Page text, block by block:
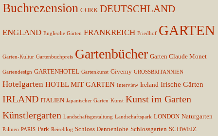
Buchrezension CORK DEUTSCHLAND
ENGLAND Englische Gärten FRANKREICH Friedhof GARTEN
Garten-Kultur Gartenbuchpreis Gartenbücher Garten Claude Monet
Gartendesign GARTENHOTEL Gartenkunst Giverny GROSSBRITANNIEN
Hotelgarten HOTEL MIT GARTEN Interview Ireland Irische Gärten
IRLAND ITALIEN Japanischer Garten Kunst Kunst im Garten
Künstlergarten Landschaftsgestaltung Landschaftspark LONDON Naturgarten
Palmen PARIS Park Reiseblog Schloss Dennenlohe Schlossgarten SCHWEIZ